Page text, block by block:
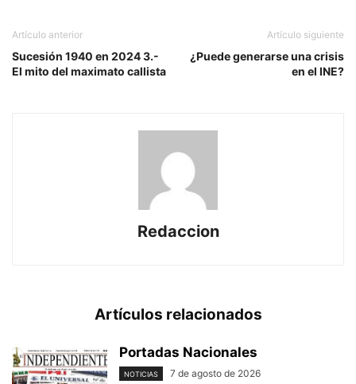
Artículo anterior
Sucesión 1940 en 2024 3.-
El mito del maximato callista
Artículo siguiente
¿Puede generarse una crisis
en el INE?
Redaccion
Artículos relacionados
Portadas Nacionales
NOTICIAS 7 de agosto de 2026